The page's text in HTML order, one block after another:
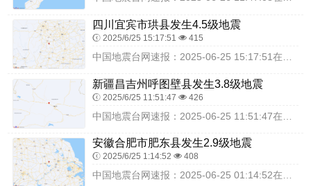
四川宜宾市珙县发生4.5级地震
2025/6/25 15:17:51 415
新疆昌吉州呼图壁县发生3.8级地震
2025/6/25 11:51:47 426
安徽合肥市肥东县发生2.9级地震
2025/6/25 1:14:52 408
中国地震台网速报：2025-06-25 01:14:52在安徽合肥市肥东县（北纬31.97度，东经117.58度）发生2.9级地震，震源深度17千米，最终结果以...